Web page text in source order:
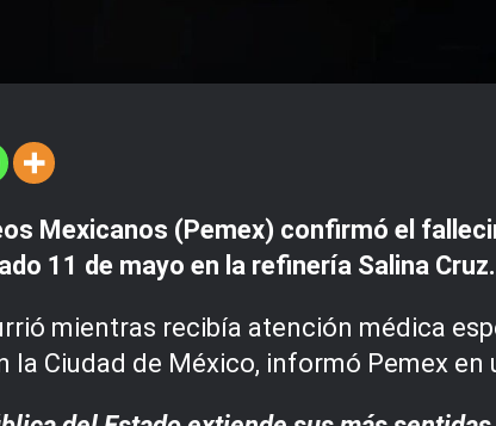
Mexicanos (Pemex) confirmó el
11 de mayo en la refinería Salina Cruz.
mientras recibía atención médica
la Ciudad de México, informó Pemex